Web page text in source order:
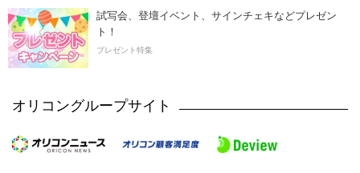
試写会、登壇イベント、サインチェキなどプレゼン
ト！
プレゼント特集
オリコングループサイト